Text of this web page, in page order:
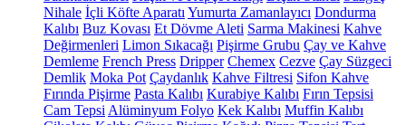
Nihale İçli Köfte Aparatı Yumurta Zamanlayıcı Dondurma
Kalıbı Buz Kovası Et Dövme Aleti Sarma Makinesi Kahve
Değirmenleri Limon Sıkacağı Pişirme Grubu Çay ve Kahve
Demleme French Press Dripper Chemex Cezve Çay Süzgeci
Demlik Moka Pot Çaydanlık Kahve Filtresi Sifon Kahve
Fırında Pişirme Pasta Kalıbı Kurabiye Kalıbı Fırın Tepsisi
Cam Tepsi Alüminyum Folyo Kek Kalıbı Muffin Kalıbı